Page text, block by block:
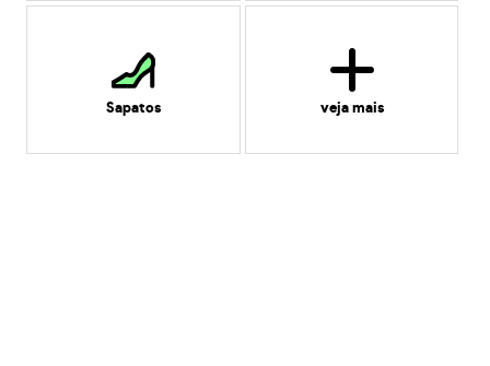
Sapatos veja mais